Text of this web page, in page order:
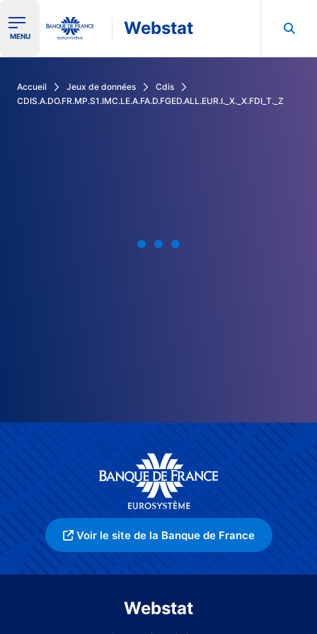
Ouvrir le menu de navigation
MENU Webstat
Accueil Jeux de données
Cdis
CDIS.A.DO.FR.MP.S1.IMC.LE.A.FA.D.FGED.ALL.EUR.I._X._X.FDI_T._Z
Voir le site de la Banque de France
Webstat